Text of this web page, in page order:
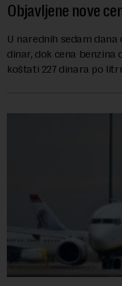
Objavljene nove
U narednih sedam
dinar, dok cena benzina
koštati 227 dinara po